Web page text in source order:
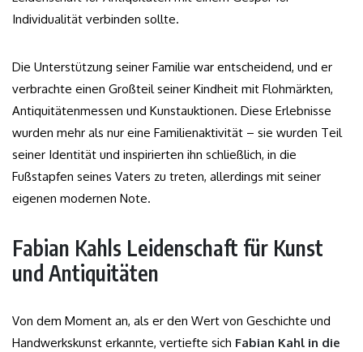
Individualität verbinden sollte.
Die Unterstützung seiner Familie war entscheidend, und er
verbrachte einen Großteil seiner Kindheit mit Flohmärkten,
Antiquitätenmessen und Kunstauktionen. Diese Erlebnisse
wurden mehr als nur eine Familienaktivität – sie wurden Teil
seiner Identität und inspirierten ihn schließlich, in die
Fußstapfen seines Vaters zu treten, allerdings mit seiner
eigenen modernen Note.
Fabian Kahls Leidenschaft für Kunst
und Antiquitäten
Von dem Moment an, als er den Wert von Geschichte und
Handwerkskunst erkannte, vertiefte sich Fabian Kahl in die